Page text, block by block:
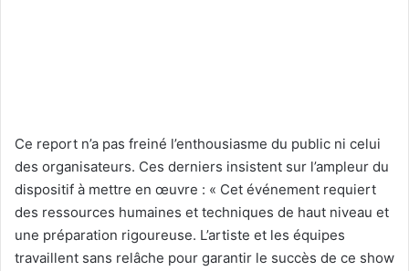
Ce report n’a pas freiné l’enthousiasme du public ni celui
des organisateurs. Ces derniers insistent sur l’ampleur du
dispositif à mettre en œuvre : « Cet événement requiert
des ressources humaines et techniques de haut niveau et
une préparation rigoureuse. L’artiste et les équipes
travaillent sans relâche pour garantir le succès de ce show